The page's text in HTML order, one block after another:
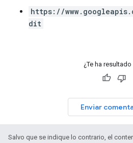
https://
dit
¿Te ha resultado
Enviar
Salvo que se indique lo contrario, el